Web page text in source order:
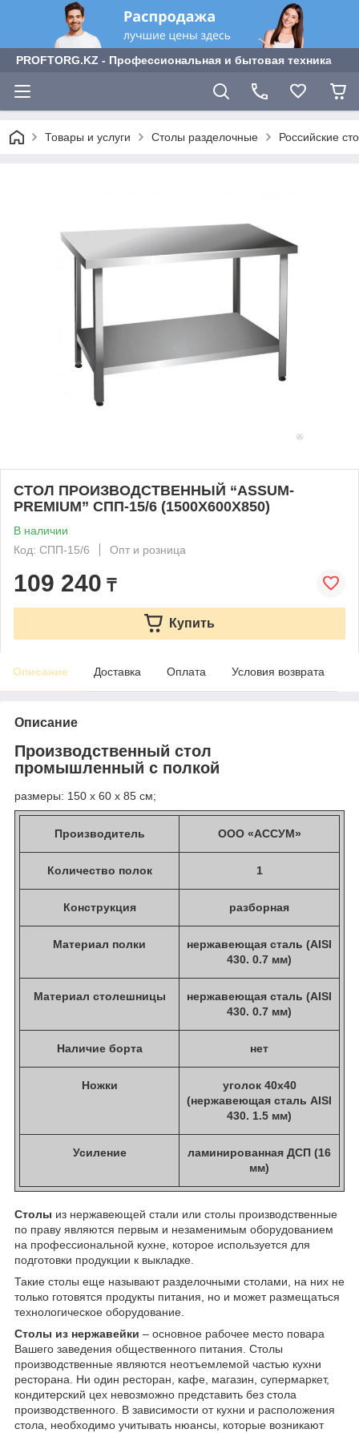
PROFTORG.KZ - Профессиональная и бытовая техника
Товары и услуги Столы разделочные Российские
СТОЛ ПРОИЗВОДСТВЕННЫЙ “ASSUM-
PREMIUM” СПП-15/6 (1500Х600Х850)
В наличии
Код: СПП-15/6
Опт и розница
109 240 ₸
Купить
Описание Доставка Оплата Условия возврата
Описание
Производственный стол
промышленный с полкой
размеры: 150 х 60 х 85 см;
Производитель ООО «АССУМ»
Количество полок 1
Конструкция разборная
Материал полки
нержавеющая сталь (AISI
430. 0.7 мм)
Материал столешницы
нержавеющая сталь (AISI
430. 0.7 мм)
Наличие борта нет
Ножки
уголок 40х40
(нержавеющая сталь AISI
430. 1.5 мм)
Усиление
ламинированная ДСП (16
мм)
Столы из нержавеющей стали или столы производственные
по праву являются первым и незаменимым оборудованием
на профессиональной кухне, которое используется для
подготовки продукции к выкладке.
Такие столы еще называют разделочными столами, на них не
только готовятся продукты питания, но и может размещаться
технологическое оборудование.
Столы из нержавейки – основное рабочее место повара
Вашего заведения общественного питания. Столы
производственные являются неотъемлемой частью кухни
ресторана. Ни один ресторан, кафе, магазин, супермаркет,
кондитерский цех невозможно представить без стола
производственного. В зависимости от кухни и расположения
стола, необходимо учитывать нюансы, которые возникают